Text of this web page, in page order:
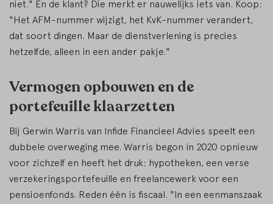
niet." En de klant? Die merkt er nauwelijks iets van. Koop:
"Het AFM-nummer wijzigt, het KvK-nummer verandert,
dat soort dingen. Maar de dienstverlening is precies
hetzelfde, alleen in een ander pakje."
Vermogen opbouwen en de
portefeuille klaarzetten
Bij Gerwin Warris van Infide Financieel Advies speelt een
dubbele overweging mee. Warris begon in 2020 opnieuw
voor zichzelf en heeft het druk: hypotheken, een verse
verzekeringsportefeuille en freelancewerk voor een
pensioenfonds. Reden één is fiscaal. "In een eenmanszaak